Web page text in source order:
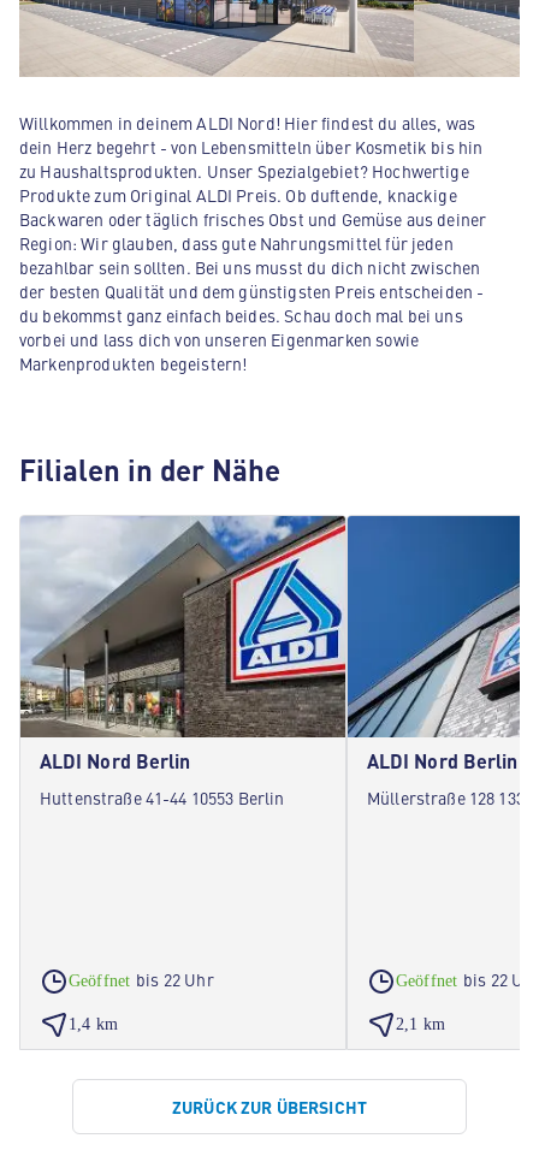
Willkommen in deinem ALDI Nord! Hier findest du alles, was
dein Herz begehrt - von Lebensmitteln über Kosmetik bis hin
zu Haushaltsprodukten. Unser Spezialgebiet? Hochwertige
Produkte zum Original ALDI Preis. Ob duftende, knackige
Backwaren oder täglich frisches Obst und Gemüse aus deiner
Region: Wir glauben, dass gute Nahrungsmittel für jeden
bezahlbar sein sollten. Bei uns musst du dich nicht zwischen
der besten Qualität und dem günstigsten Preis entscheiden -
du bekommst ganz einfach beides. Schau doch mal bei uns
vorbei und lass dich von unseren Eigenmarken sowie
Markenprodukten begeistern!
Filialen in der Nähe
ALDI Nord Berlin
Huttenstraße 41-44 10553 Berlin
Geöffnet bis 22 Uhr
1,4 km
ALDI Nord Berlin
Müllerstraße 128
Geöffnet bis 22
2,1 km
ZURÜCK ZUR ÜBERSICHT